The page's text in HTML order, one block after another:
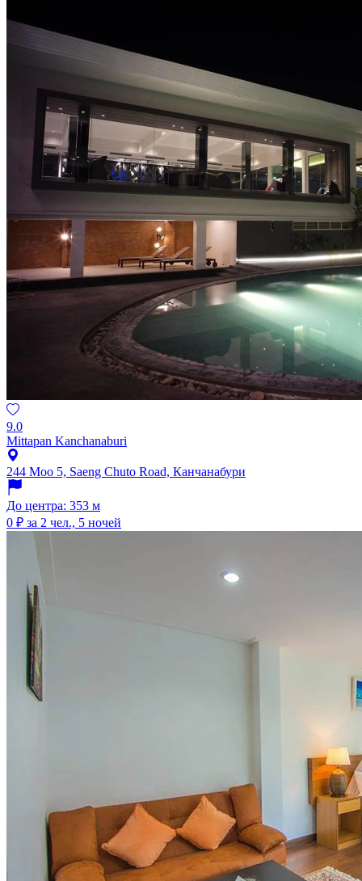
9.0
Mittapan Kanchanaburi
244 Moo 5, Saeng Chuto Road, Канчанабури
До центра: 353 м
0 ₽ за 2 чел., 5 ночей